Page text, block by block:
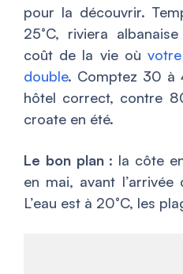
pour la découvrir.
25°C, riviera
coût de la vie où
double. Comptez 30 à
hôtel correct, contre
croate en été.
Le bon plan: la côte
en mai, avant l’arrivée
L’eau est à 20°C, les